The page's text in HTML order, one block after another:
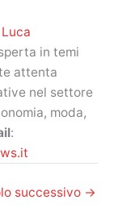
in temi
attenta
nel settore
moda,
:
successivo →